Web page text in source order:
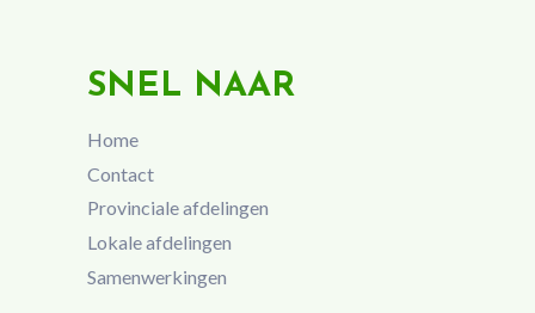
SNEL NAAR
Home
Contact
Provinciale afdelingen
Lokale afdelingen
Samenwerkingen